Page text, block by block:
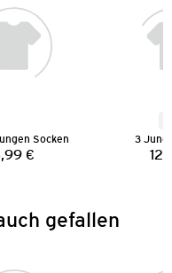
Socken
Preis:
€
3
gefallen